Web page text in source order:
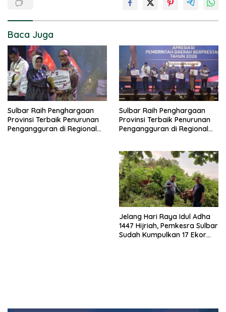
Baca Juga
Sulbar Raih Penghargaan
Provinsi Terbaik Penurunan
Pengangguran di Regional
Sulbar Raih Penghargaan
Provinsi Terbaik Penurunan
Pengangguran di Regional
Jelang Hari Raya Idul Adha
1447 Hijriah, Pemkesra Sulbar
Sudah Kumpulkan 17 Ekor